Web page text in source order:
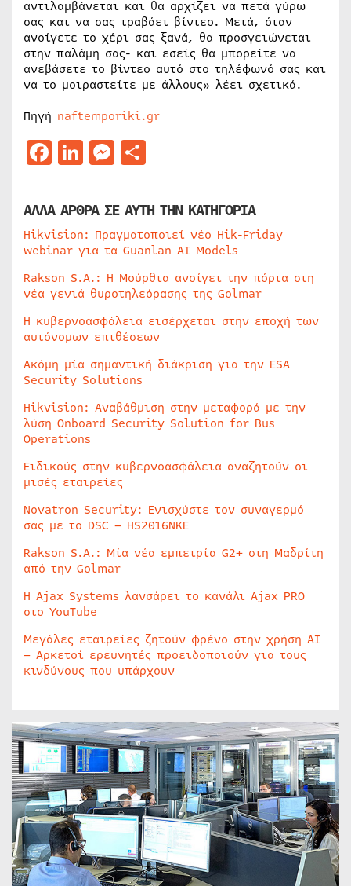
αντιλαμβάνεται και θα αρχίζει να πετά γύρω
σας και να σας τραβάει βίντεο. Μετά, όταν
ανοίγετε το χέρι σας ξανά, θα προσγειώνεται
στην παλάμη σας- και εσείς θα μπορείτε να
ανεβάσετε το βίντεο αυτό στο τηλέφωνό σας και
να το μοιραστείτε με άλλους» λέει σχετικά.
Πηγή naftemporiki.gr
Facebook
LinkedIn
Messenger
ΑΛΛΑ ΑΡΘΡΑ ΣΕ ΑΥΤΗ ΤΗΝ ΚΑΤΗΓΟΡΙΑ
Hikvision: Πραγματοποιεί νέο Hik-Friday
webinar για τα Guanlan AI Models
Rakson S.A.: Η Μούρθια ανοίγει την πόρτα στη
νέα γενιά θυροτηλεόρασης της Golmar
Η κυβερνοασφάλεια εισέρχεται στην εποχή των
αυτόνομων επιθέσεων
Ακόμη μία σημαντική διάκριση για την ESA
Security Solutions
Hikvision: Αναβάθμιση στην μεταφορά με την
λύση Onboard Security Solution for Bus
Operations
Ειδικούς στην κυβερνοασφάλεια αναζητούν οι
μισές εταιρείες
Novatron Security: Ενισχύστε τον συναγερμό
σας με το DSC – HS2016NKE
Rakson S.A.: Μία νέα εμπειρία G2+ στη Μαδρίτη
από την Golmar
Η Ajax Systems λανσάρει το κανάλι Ajax PRO
στο YouTube
Μεγάλες εταιρείες ζητούν φρένο στην χρήση AI
– Αρκετοί ερευνητές προειδοποιούν για τους
κινδύνους που υπάρχουν